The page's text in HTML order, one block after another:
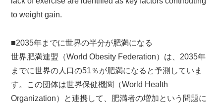
to weight gain.
■2035年までに世界の半分が肥満になる
世界肥満連盟（World Obesity Federation）は、2035年
までに世界の人口の51％が肥満になると予測していま
す。この団体は世界保健機関（World Health
Organization）と連携して、肥満者の増加という問題に